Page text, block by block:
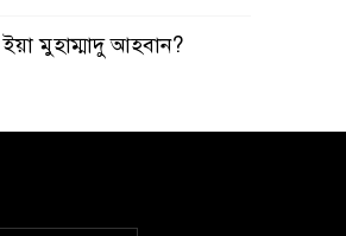
ইয়া মুহাম্মাদু আহবান?